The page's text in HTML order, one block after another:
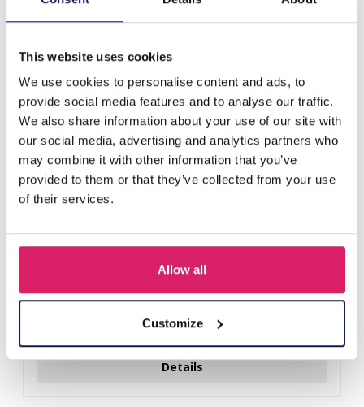
This website uses cookies
We use cookies to personalise content and ads, to
provide social media features and to analyse our traffic.
We also share information about your use of our site with
our social media, advertising and analytics partners who
may combine it with other information that you’ve
provided to them or that they’ve collected from your use
of their services.
Allow all
Customize
Anderen kochten ook
Y-B2.5 PK424-003 Wood with Metal Display for Earrings
Login voor prijzen
Details